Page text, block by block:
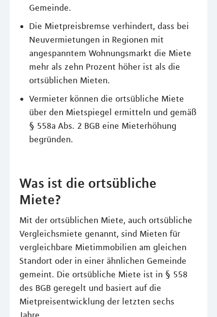
Gemeinde.
Die Mietpreisbremse verhindert, dass bei
Neuvermietungen in Regionen mit
angespanntem Wohnungsmarkt die Miete
mehr als zehn Prozent höher ist als die
ortsüblichen Mieten.
Vermieter können die ortsübliche Miete
über den Mietspiegel ermitteln und gemäß
§ 558a Abs. 2 BGB eine Mieterhöhung
begründen.
Was ist die ortsübliche
Miete?
Mit der ortsüblichen Miete, auch ortsübliche
Vergleichsmiete genannt, sind Mieten für
vergleichbare Mietimmobilien am gleichen
Standort oder in einer ähnlichen Gemeinde
gemeint. Die ortsübliche Miete ist in § 558
des BGB geregelt und basiert auf die
Mietpreisentwicklung der letzten sechs